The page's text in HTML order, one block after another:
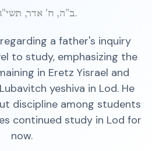
ב"ה, ח' אדר, תשי"ג ברוקלין.
a father's inquiry
to study, emphasizing the
in Eretz Yisrael and
yeshiva in Lod. He
discipline among students
continued study in Lod for
now.